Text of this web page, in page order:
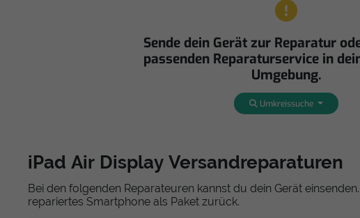
Sende dein Gerät zur Reparatur
passenden Reparaturservice in
Umgebung.
Umkreissuche
iPad Air Display Versandreparaturen
Bei den folgenden Reparateuren kannst du dein Gerät
repariertes Smartphone als Paket zurück.